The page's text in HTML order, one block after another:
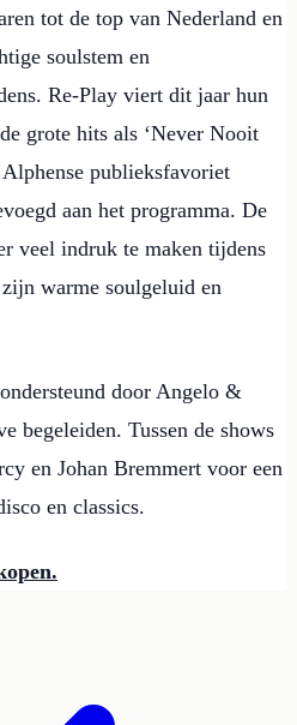
tot de top van Nederland en
soulstem en
Re-Play viert dit jaar hun
grote hits als ‘Never Nooit
publieksfavoriet
aan het programma. De
veel indruk te maken tijdens
warme soulgeluid en
door Angelo &
begeleiden. Tussen de shows
en Johan Bremmert voor een
en classics.